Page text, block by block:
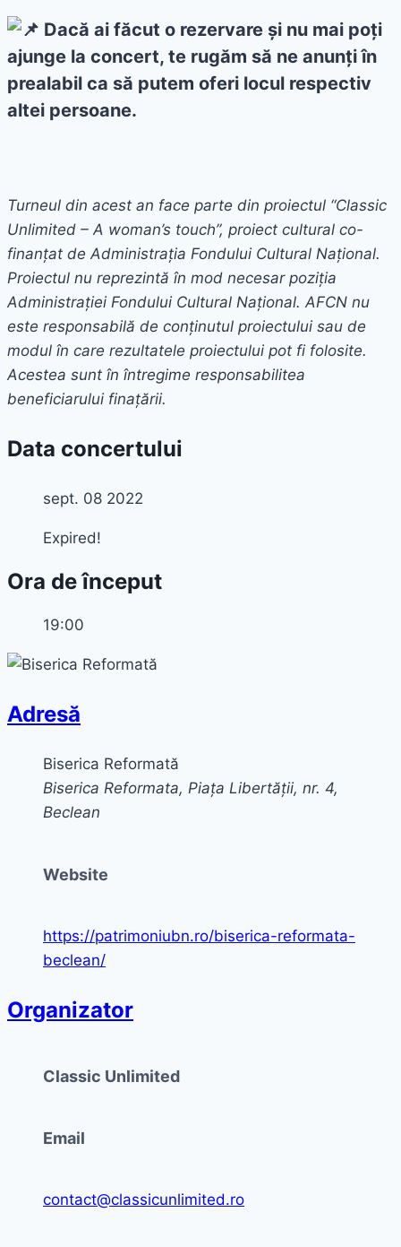
Dacă ai făcut o rezervare și nu mai poți
ajunge la concert, te rugăm să ne anunți în
prealabil ca să putem oferi locul respectiv
altei persoane.
Turneul din acest an face parte din proiectul “Classic
Unlimited – A woman’s touch”, proiect cultural co-
finanțat de Administrația Fondului Cultural Național.
Proiectul nu reprezintă în mod necesar poziţia
Administrației Fondului Cultural Național. AFCN nu
este responsabilă de conținutul proiectului sau de
modul în care rezultatele proiectului pot fi folosite.
Acestea sunt în întregime responsabilitea
beneficiarului finațării.
Data concertului
sept. 08 2022
Expired!
Ora de început
19:00
Adresă
Biserica Reformată
Biserica Reformata, Piața Libertății, nr. 4,
Beclean
Website
https://patrimoniubn.ro/biserica-reformata-
beclean/
Organizator
Classic Unlimited
Email
contact@classicunlimited.ro